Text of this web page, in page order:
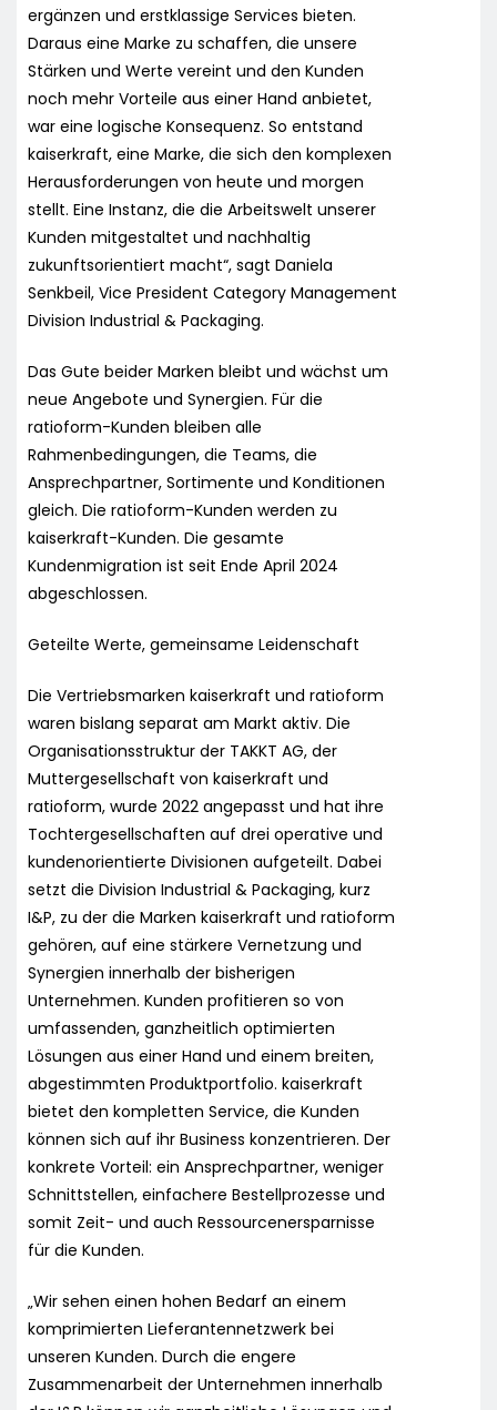
ergänzen und erstklassige Services bieten.
Daraus eine Marke zu schaffen, die unsere
Stärken und Werte vereint und den Kunden
noch mehr Vorteile aus einer Hand anbietet,
war eine logische Konsequenz. So entstand
kaiserkraft, eine Marke, die sich den komplexen
Herausforderungen von heute und morgen
stellt. Eine Instanz, die die Arbeitswelt unserer
Kunden mitgestaltet und nachhaltig
zukunftsorientiert macht“, sagt Daniela
Senkbeil, Vice President Category Management
Division Industrial & Packaging.
Das Gute beider Marken bleibt und wächst um
neue Angebote und Synergien. Für die
ratioform-Kunden bleiben alle
Rahmenbedingungen, die Teams, die
Ansprechpartner, Sortimente und Konditionen
gleich. Die ratioform-Kunden werden zu
kaiserkraft-Kunden. Die gesamte
Kundenmigration ist seit Ende April 2024
abgeschlossen.
Geteilte Werte, gemeinsame Leidenschaft
Die Vertriebsmarken kaiserkraft und ratioform
waren bislang separat am Markt aktiv. Die
Organisationsstruktur der TAKKT AG, der
Muttergesellschaft von kaiserkraft und
ratioform, wurde 2022 angepasst und hat ihre
Tochtergesellschaften auf drei operative und
kundenorientierte Divisionen aufgeteilt. Dabei
setzt die Division Industrial & Packaging, kurz
I&P, zu der die Marken kaiserkraft und ratioform
gehören, auf eine stärkere Vernetzung und
Synergien innerhalb der bisherigen
Unternehmen. Kunden profitieren so von
umfassenden, ganzheitlich optimierten
Lösungen aus einer Hand und einem breiten,
abgestimmten Produktportfolio. kaiserkraft
bietet den kompletten Service, die Kunden
können sich auf ihr Business konzentrieren. Der
konkrete Vorteil: ein Ansprechpartner, weniger
Schnittstellen, einfachere Bestellprozesse und
somit Zeit- und auch Ressourcenersparnisse
für die Kunden.
„Wir sehen einen hohen Bedarf an einem
komprimierten Lieferantennetzwerk bei
unseren Kunden. Durch die engere
Zusammenarbeit der Unternehmen innerhalb